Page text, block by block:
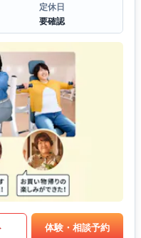
定休日
要確認
体験・相談予約